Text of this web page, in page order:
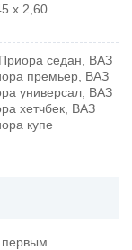
x 2,60
седан, ВАЗ
премьер, ВАЗ
универсал, ВАЗ
хетчбек, ВАЗ
купе
первым